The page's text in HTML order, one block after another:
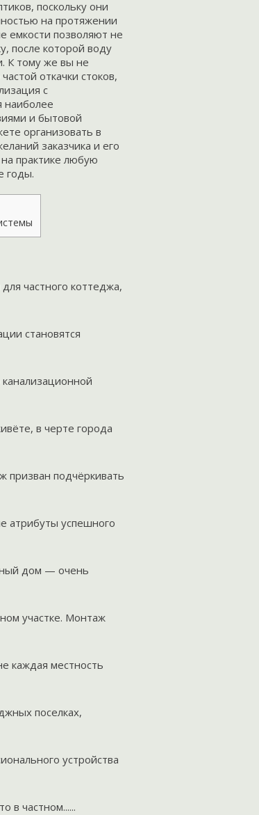
поскольку они
на протяжении
емкости позволяют не
после которой воду
К тому же вы не
откачки стоков,
с
наиболее
и бытовой
организовать в
заказчика и его
практике любую
годы.
частного коттеджа,
становятся
в черте города
призван подчёркивать
атрибуты успешного
дом — очень
участке. Монтаж
каждая местность
поселках,
устройства
в частном......